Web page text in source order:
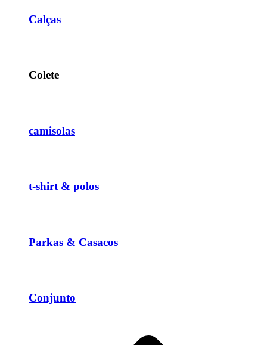
Calças
Colete
camisolas
t-shirt & polos
Parkas & Casacos
Conjunto